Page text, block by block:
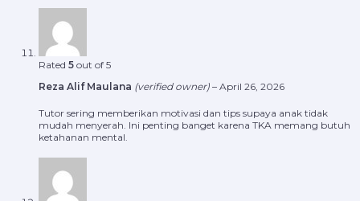
Rated 5 out of 5
Reza Alif Maulana (verified owner) – April 26, 2026
Tutor sering memberikan motivasi dan tips supaya anak tidak
mudah menyerah. Ini penting banget karena TKA memang butuh
ketahanan mental.